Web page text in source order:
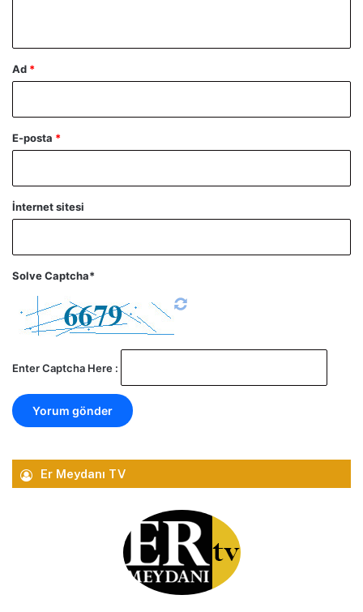
Ad *
E-posta *
İnternet sitesi
Solve Captcha*
Enter Captcha Here :
Er Meydanı TV